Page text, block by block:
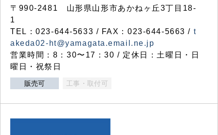
〒990-2481 山形県山形市あかねヶ丘3丁目18-
1
TEL：023-644-5633 / FAX：023-644-5663 / t
akeda02-ht@yamagata.email.ne.jp
営業時間：8：30〜17：30 / 定休日：土曜日・日
曜日・祝祭日
販売可 工事・取付可